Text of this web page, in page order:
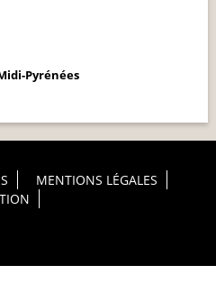
Pyrénées
MENTIONS LÉGALES